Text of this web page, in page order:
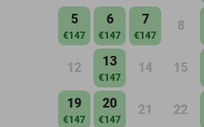
5
€147
6
€147
7
€147
8
12 13
€147
14 15
19
€147
20
€147
21 22